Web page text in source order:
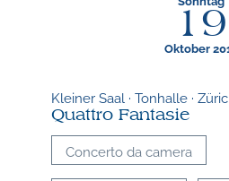
19
Oktober
Kleiner Saal · Tonhalle ·
Quattro Fantasie
Concerto da camera